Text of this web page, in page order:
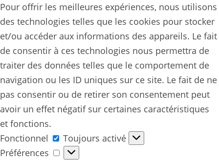
Pour offrir les meilleures expériences, nous utilisons
des technologies telles que les cookies pour stocker
et/ou accéder aux informations des appareils. Le fait
de consentir à ces technologies nous permettra de
traiter des données telles que le comportement de
navigation ou les ID uniques sur ce site. Le fait de ne
pas consentir ou de retirer son consentement peut
avoir un effet négatif sur certaines caractéristiques
et fonctions.
Fonctionnel
Fonctionnel
Toujours activé
Préférences
Préférences